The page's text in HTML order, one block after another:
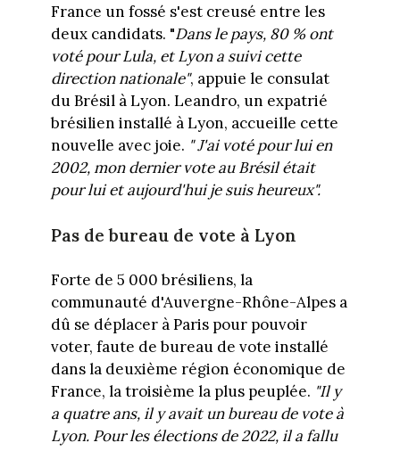
France un fossé s'est creusé entre les
deux candidats. "Dans le pays, 80 % ont
voté pour Lula, et Lyon a suivi cette
direction nationale", appuie le consulat
du Brésil à Lyon. Leandro, un expatrié
brésilien installé à Lyon, accueille cette
nouvelle avec joie. " J'ai voté pour lui en
2002, mon dernier vote au Brésil était
pour lui et aujourd'hui je suis heureux".
Pas de bureau de vote à Lyon
Forte de 5 000 brésiliens, la
communauté d'Auvergne-Rhône-Alpes a
dû se déplacer à Paris pour pouvoir
voter, faute de bureau de vote installé
dans la deuxième région économique de
France, la troisième la plus peuplée. "Il y
a quatre ans, il y avait un bureau de vote à
Lyon. Pour les élections de 2022, il a fallu